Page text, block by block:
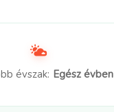
évszak: Egész évben